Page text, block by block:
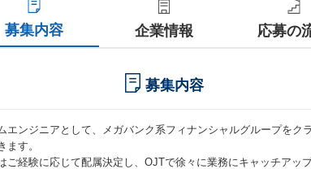
募集内容 企業情報 応募の
募集内容
エンジニアとして、メガバンク系フィナンシャルグループをク
ます。
ご経験に応じて配属決定し、OJTで徐々に業務にキャッチアッ